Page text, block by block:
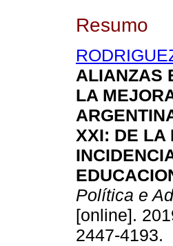
Resumo
ALIANZAS
LA
XXI: DE LA
Política e
[online].
2447-4193.